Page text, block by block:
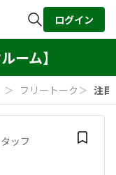
検索
ログイン
ーム】
＞ フリートーク ＞ 注目
ッフ